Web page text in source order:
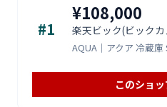
#1
¥108,000
楽天ビック(ビック
このショ